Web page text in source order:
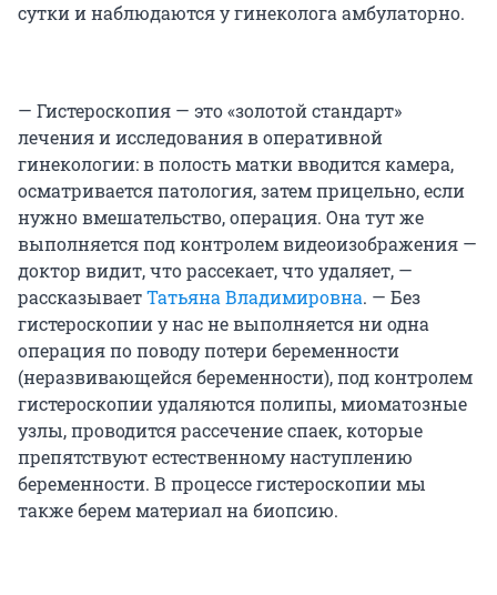
сутки и наблюдаются у гинеколога амбулаторно.
— Гистероскопия — это «золотой стандарт»
лечения и исследования в оперативной
гинекологии: в полость матки вводится камера,
осматривается патология, затем прицельно, если
нужно вмешательство, операция. Она тут же
выполняется под контролем видеоизображения —
доктор видит, что рассекает, что удаляет, —
рассказываетТатьяна Владимировна. — Без
гистероскопии у нас не выполняется ни одна
операция по поводу потери беременности
(неразвивающейся беременности), под контролем
гистероскопии удаляются полипы, миоматозные
узлы, проводится рассечение спаек, которые
препятствуют естественному наступлению
беременности. В процессе гистероскопии мы
также берем материал на биопсию.